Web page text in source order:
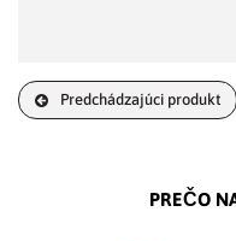
Predchádzajúci produkt
PREČO